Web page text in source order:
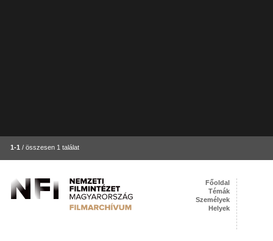
1-1 / összesen 1 találat
Főoldal
Témák
Személyek
Helyek